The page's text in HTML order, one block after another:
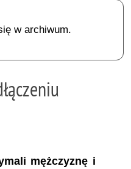
w archiwum.
mężczyznę i